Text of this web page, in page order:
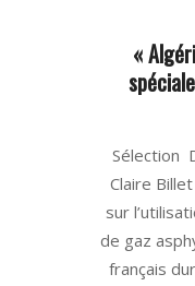
«
06-
09
Sélection
Claire
sur
de gaz
français